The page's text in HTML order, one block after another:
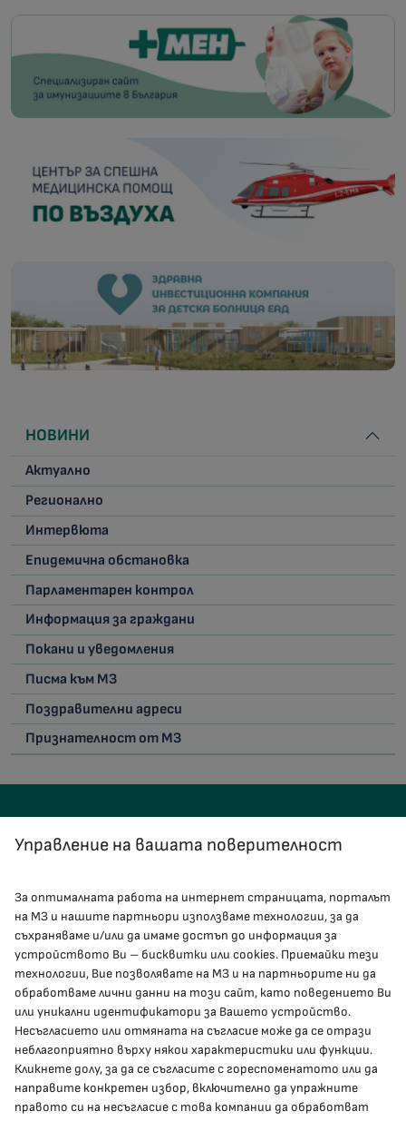
НОВИНИ
Актуално
Регионално
Интервюта
Епидемична обстановка
Парламентарен контрол
Информация за граждани
Покани и уведомления
Писма към МЗ
Поздравителни адреси
Признателност от МЗ
КОНТАКТИ
гр.София, 1000, пл. „Света Неделя“ №5
delovodstvo@mh.government.bg
presscenter@mh.government.bg
МЗ В СОЦИАЛНИТЕ МРЕЖИ
Управление на вашата поверителност
За оптималната работа на интернет страницата, порталът
на МЗ и нашите партньори използваме технологии, за да
съхраняваме и/или да имаме достъп до информация за
устройството Ви – бисквитки или cookies. Приемайки тези
технологии, Вие позволявате на МЗ и на партньорите ни да
обработваме лични данни на този сайт, като поведението Ви
или уникални идентификатори за Вашето устройство.
Несъгласието или отмяната на съгласие може да се отрази
неблагоприятно върху някои характеристики или функции.
Кликнете долу, за да се съгласите с гореспоменатото или да
направите конкретен избор, включително да упражните
правото си на несъгласие с това компании да обработват